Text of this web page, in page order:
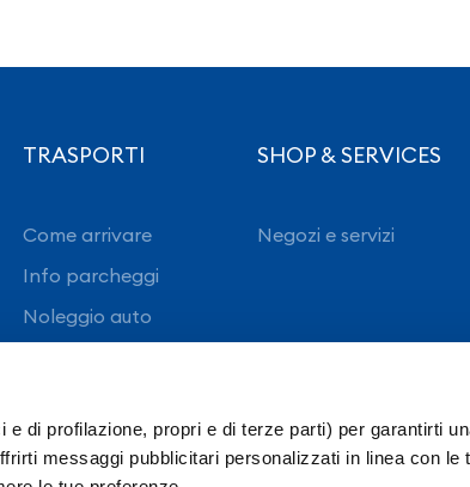
di profilazione, propri e di terze parti) per garantirti
messaggi pubblicitari personalizzati in linea con le
TRASPORTI
Come arrivare
Info parcheggi
Noleggio auto
SHOP & SERVICES
Negozi e servizi